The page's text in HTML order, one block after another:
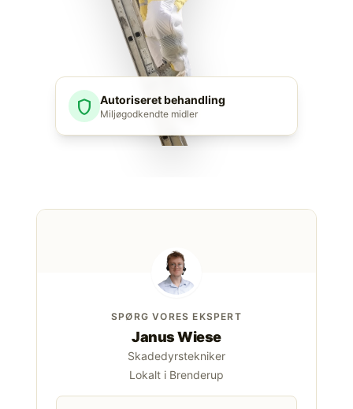
shield Autoriseret behandling
Miljøgodkendte midler
SPØRG VORES EKSPERT
Janus Wiese
Skadedyrstekniker
Lokalt i Brenderup